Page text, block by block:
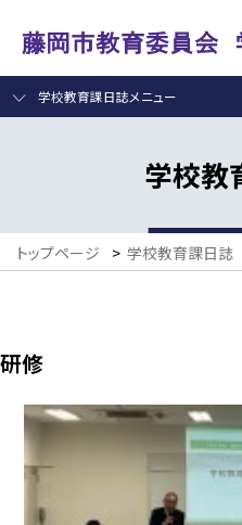
学校教育課日誌メニュー
学校教
トップページ > 学校教育課日誌
研修